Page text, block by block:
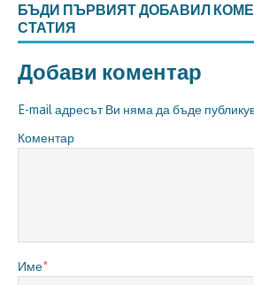
БЪДИ ПЪРВИЯТ ДОБАВИЛ
СТАТИЯ
Добави коментар
E-mail адресът Ви няма да бъде
Коментар
Име*